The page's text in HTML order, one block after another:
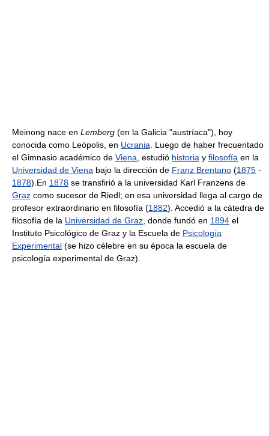
Meinong nace en Lemberg (en la Galicia "austríaca"), hoy
conocida como Leópolis, en Ucrania . Luego de haber frecuentado
el Gimnasio académico de Viena , estudió historia y filosofía en la
Universidad de Viena bajo la dirección de Franz Brentano (1875 -
1878).En 1878 se transfirió a la universidad Karl Franzens de
Graz como sucesor de Riedl; en esa universidad llega al cargo de
profesor extraordinario en filosofía (1882). Accedió a la cátedra de
filosofía de la Universidad de Graz , donde fundó en 1894 el
Instituto Psicológico de Graz y la Escuela de Psicología
Experimental (se hizo célebre en su época la escuela de
psicología experimental de Graz).